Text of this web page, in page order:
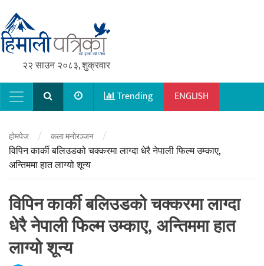
२२ साउन २०८३, शुक्रवार
Main NavigationTrending ENGLISH
होमपेज / कला मनोरञ्जन /
विपिन कार्की बलिउडको चक्करमा लाग्दा धेरै नेपाली फिल्म उम्काए,
अन्तिममा हात लाग्यो शून्य
विपिन कार्की बलिउडको चक्करमा लाग्दा
धेरै नेपाली फिल्म उम्काए, अन्तिममा हात
लाग्यो शून्य